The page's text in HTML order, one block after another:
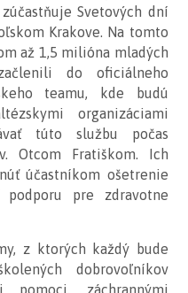
Svetových dní
Krakove. Na tomto
až 1,5 milióna mladých
do oficiálneho
teamu, kde budú
organizáciami
túto službu počas
Otcom Fratiškom. Ich
účastníkom ošetrenie
pre zdravotne
z ktorých každý bude
dobrovoľníkov
pomoci, záchrannými